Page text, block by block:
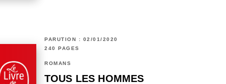
PARUTION : 02/01/2020
240 PAGES
ROMANS
TOUS LES HOMMES